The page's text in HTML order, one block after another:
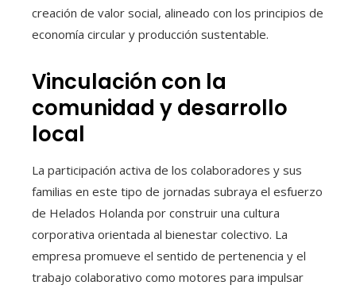
creación de valor social, alineado con los principios de
economía circular y producción sustentable.
Vinculación con la
comunidad y desarrollo
local
La participación activa de los colaboradores y sus
familias en este tipo de jornadas subraya el esfuerzo
de Helados Holanda por construir una cultura
corporativa orientada al bienestar colectivo. La
empresa promueve el sentido de pertenencia y el
trabajo colaborativo como motores para impulsar